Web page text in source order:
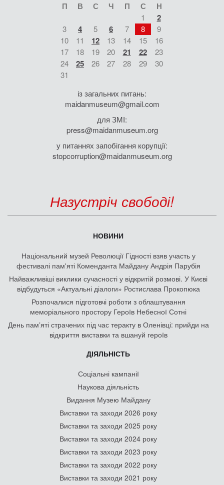
П В С Ч П С Н
1 2
3 4 5 6 7 8
9
10
11 12 13 14 15
16
17
18 19 20 21 22
23
24
25 26 27 28 29
30
31
із загальних питань:
maidanmuseum@gmail.com
для ЗМІ:
press@maidanmuseum.org
у питаннях запобігання корупції:
stopcorruption@maidanmuseum.org
Назустріч свободі!
НОВИНИ
Національний музей Революції Гідності взяв участь у
фестивалі пам'яті Коменданта Майдану Андрія Парубія
Найважливіші виклики сучасності у відкритій розмові. У Києві
відбудуться «Актуальні діалоги» Ростислава Прокопюка
Розпочалися підготовчі роботи з облаштування
меморіального простору Героїв Небесної Сотні
День памʼяті страчених під час теракту в Оленівці: прийди на
відкриття виставки та вшануй героїв
ДІЯЛЬНІСТЬ
Соціальні кампанії
Наукова діяльність
Видання Музею Майдану
Виставки та заходи 2026 року
Виставки та заходи 2025 року
Виставки та заходи 2024 року
Виставки та заходи 2023 року
Виставки та заходи 2022 року
Виставки та заходи 2021 року